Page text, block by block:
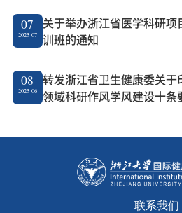
07
2025-07
关于举办浙江省医学科研
训班的通知
08
2025-06
转发浙江省卫生健康委关
领域科研作风学风建设十条
联系我们